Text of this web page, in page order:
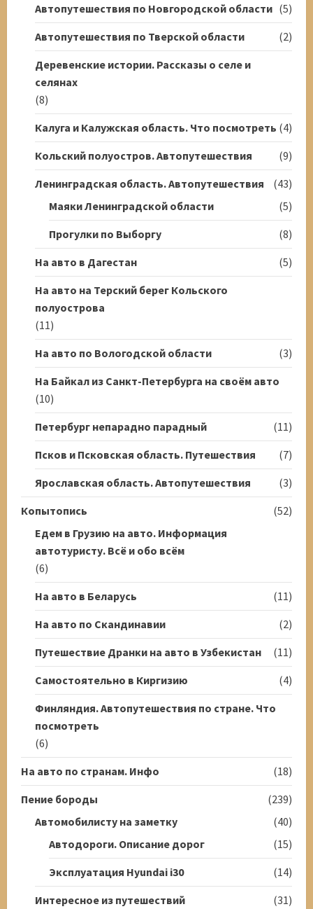
Автопутешествия по Новгородской области (5)
Автопутешествия по Тверской области
(2)
Деревенские истории. Рассказы о селе и
селянах
(8)
Калуга и Калужская область. Что посмотреть (4)
Кольский полуостров. Автопутешествия
(9)
Ленинградская область. Автопутешествия
(43)
Маяки Ленинградской области
(5)
Прогулки по Выборгу
(8)
На авто в Дагестан
(5)
На авто на Терский берег Кольского
полуострова
(11)
На авто по Вологодской области
(3)
На Байкал из Санкт-Петербурга на своём авто
(10)
Петербург непарадно парадный
(11)
Псков и Псковская область. Путешествия
(7)
Ярославская область. Автопутешествия
(3)
Копытопись
(52)
Едем в Грузию на авто. Информация
автотуристу. Всё и обо всём
(6)
На авто в Беларусь
(11)
На авто по Скандинавии
(2)
Путешествие Дранки на авто в Узбекистан
(11)
Самостоятельно в Киргизию
(4)
Финляндия. Автопутешествия по стране. Что
посмотреть
(6)
На авто по странам. Инфо
(18)
Пение бороды
(239)
Автомобилисту на заметку
(40)
Автодороги. Описание дорог
(15)
Эксплуатация Hyundai i30
(14)
Интересное из путешествий
(31)